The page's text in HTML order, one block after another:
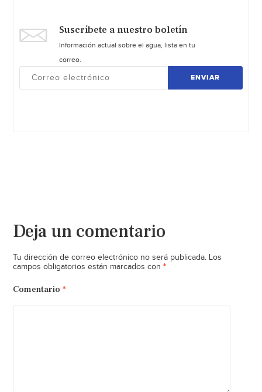
Suscríbete a nuestro boletín
Información actual sobre el agua, lista en tu
correo.
ENVIAR
Deja un comentario
Tu dirección de correo electrónico no será publicada. Los
campos obligatorios están marcados con *
Comentario *